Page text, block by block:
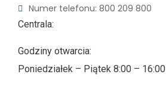
Numer telefonu: 800 209 800
Centrala:
Godziny otwarcia:
Poniedziałek – Piątek 8:00 – 16:00